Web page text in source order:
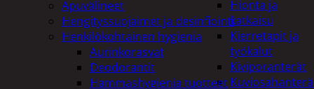
Hionta ja
katkaisu
Kierretapit ja
työkalut
Kiviporanterät
Kuviosahanterä
Apuvälineet
Hengityssuojaimet ja desinfiointi
Henkilökohtainen hygienia
Aurinkorasvat
Deodorantit
Hammashygienia tuotteet